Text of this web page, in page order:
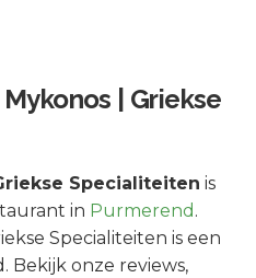
| Griekse
Specialiteiten is
in Purmerend .
Specialiteiten is een
Bekijk onze reviews,